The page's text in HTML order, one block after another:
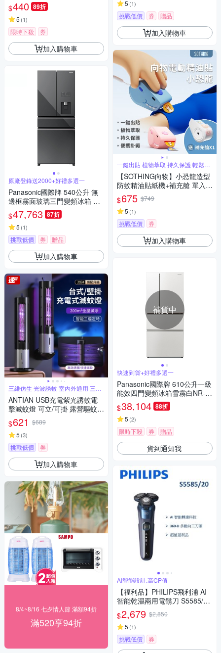
$440 89折
5 (1)
限時下殺 券
加入購物車
原廠登錄送2000+好禮多選一
Panasonic國際牌 540公升 無
邊框霧面玻璃三門變頻冰箱 NR
-D541PG-H1 極緻灰
$47,763 87折
5 (1)
挑戰低價 券 贈品
加入購物車
三維仿生 光波誘蚊 室內外通用 三檔
定時
ANTIAN USB充電紫光誘蚊電
擊滅蚊燈 可立/可掛 露營驅蚊燈
飯店餐廳滅蚊器 電蚊器 驅蠅器
捕蚊燈
$621 $689
5 (3)
挑戰低價 券
加入購物車
8/4~8/16 七夕情人節 滿額94折
滿520享94折
5 (1)
挑戰低價 券 贈品
加入購物車
一鍵出貼 植物萃取 持久保護 輕鬆替
【SOTHING向物】小恐龍造型
防蚊精油貼紙機+補充艙 單入組
防蚊貼/驅蚊貼/防蚊/精油貼片/
驅蚊貼片/植物精油貼/小黑蚊
$675 $749
5 (1)
挑戰低價 券
加入購物車
補貨中
快速到貨+好禮多選一
Panasonic國際牌 610公升一級
能效四門變頻冰箱雪霧白NR-D
615XV-W
$38,104 88折
5 (2)
限時下殺 券 贈品
貨到通知我
AI智能設計,高CP值
【福利品】PHILIPS飛利浦 AI
智能乾濕兩用電鬍刀 S5585/20
(一年保固)
$2,679 $2,850
5 (1)
挑戰低價 券